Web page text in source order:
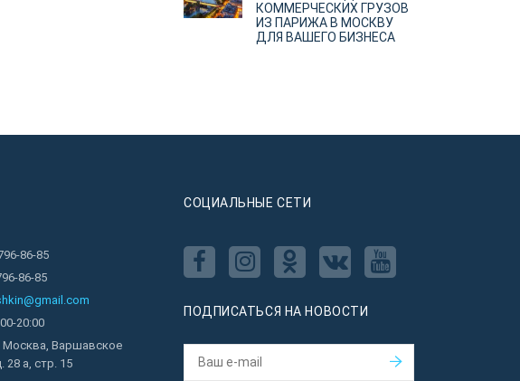
КОММЕРЧЕСКИХ ГРУЗОВ
ИЗ ПАРИЖА В МОСКВУ
ДЛЯ ВАШЕГО БИЗНЕСА
86-85
86-85
20:00
Москва, Варшавское
28 а, стр. 15
CОЦИАЛЬНЫЕ СЕТИ
ПОДПИСАТЬСЯ НА НОВОСТИ